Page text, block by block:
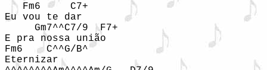
   Fm6     C7+
Eu vou te dar
     Gm7^^C7/9  F7+
E pra nossa união
Fm6    C^^G/B^
Eternizar